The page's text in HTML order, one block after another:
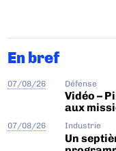
En bref
07/08/26 Défense
Vidéo –
aux
07/08/26 Industrie
Un